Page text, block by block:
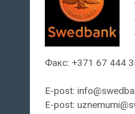
Факс: +371 67 444
E-post:
E-post: